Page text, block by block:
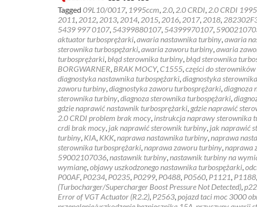
Tagged 09L10/0017, 1995ccm, 2.0, 2.0 CRDI, 2.0 CRDI
2011, 2012, 2013, 2014, 2015, 2016, 2017, 2018,
5439 997 0107, 54399880107, 54399970107,
aktuator turbosprężarki,awaria nastawnika turbiny,awaria
sterownika turbospężarki,awaria zaworu turbiny,awaria
turbosprężarki, błąd sterownika turbiny, błąd sterownika
BORGWARNER, BRAK MOCY, C1555,części do
diagnostyka nastawnika turbospężarki,diagnostyka
zaworu turbiny,diagnostyka zaworu turbosprężarki,diagnoza
sterownika turbiny,diagnoza sterownika turbospężarki,
gdzie naprawić nastawnik turbosprężarki, gdzie naprawić
2.0 CRDI problem brak mocy, instrukcja naprawy sterownika
crdi brak mocy, jak naprawić sterownik turbiny, jak naprawić
turbiny, KIA, KKK,naprawa nastawnika turbiny,naprawa
sterownika turbosprężarki,naprawa zaworu turbiny,naprawa
59002107036,nastawnik turbiny,nastawnik turbiny na
wymianę,objawy uszkodzonego nastawnika turbospężarki,
P00AF, P0234, P0235, P0299, P0488, P0560, P1121, P1188,
(Turbocharger/Supercharger Boost Pressure Not Detected),
Error of VGT Actuator (R2.2), P2563,pojazd taci moc 3000